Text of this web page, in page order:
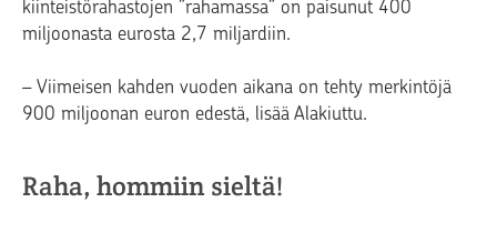
kiinteistörahastojen ”rahamassa” on paisunut 400
miljoonasta eurosta 2,7 miljardiin.
– Viimeisen kahden vuoden aikana on tehty merkintöjä
900 miljoonan euron edestä, lisää Alakiuttu.
Raha, hommiin sieltä!